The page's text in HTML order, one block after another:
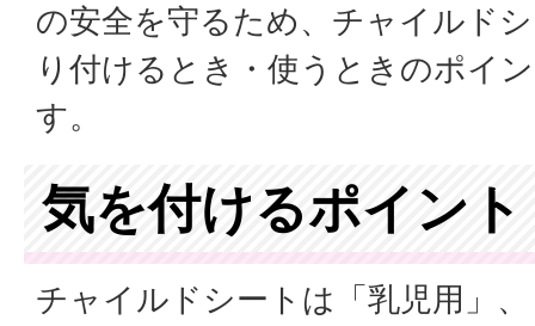
の安全を守るため、チャイルド
り付けるとき・使うときのポイ
す。
気を付けるポイント
チャイルドシートは「乳児用」